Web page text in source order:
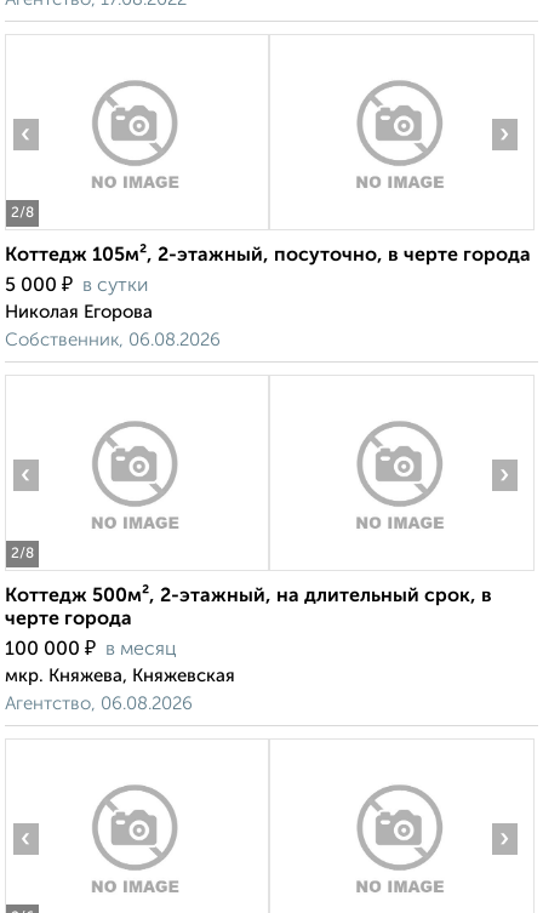
2/8
‹ ›
Коттедж 105м², 2-этажный, посуточно, в черте города
5 000 ₽ в сутки
Николая Егорова
Собственник, 06.08.2026
2/8
‹ ›
Коттедж 500м², 2-этажный, на длительный срок, в
черте города
100 000 ₽ в месяц
мкр. Княжева, Княжевская
Агентство, 06.08.2026
‹ ›